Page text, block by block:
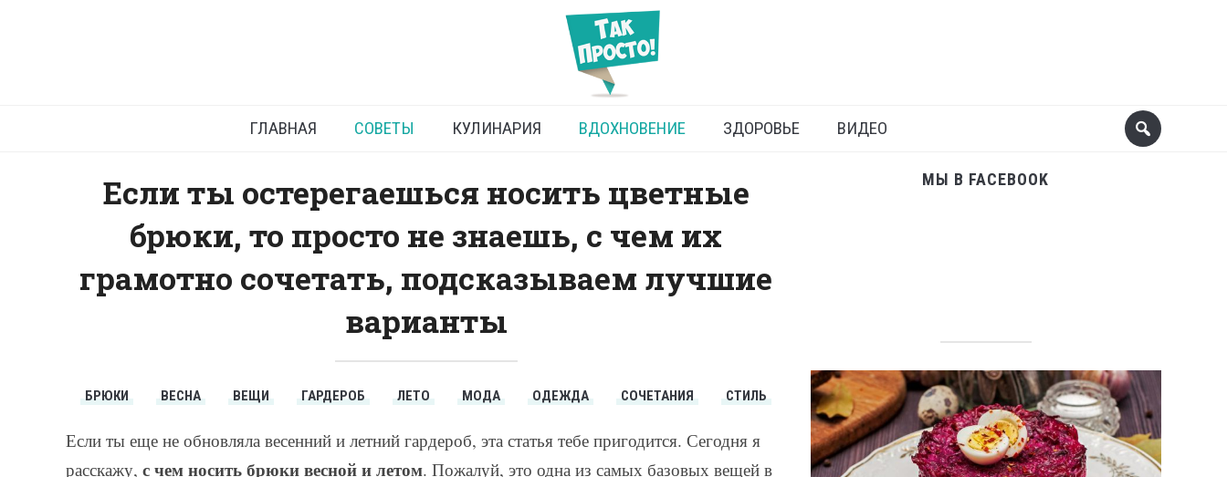
С чем носить брюки весной и летом
ГЛАВНАЯ СОВЕТЫ КУЛИНАРИЯ ВДОХНОВЕНИЕ ЗДОРОВЬЕ ВИДЕО
Если ты остерегаешься носить цветные
брюки, то просто не знаешь, с чем их
грамотно сочетать, подсказываем лучшие
варианты
БРЮКИ ВЕСНА ВЕЩИ ГАРДЕРОБ ЛЕТО МОДА ОДЕЖДА СОЧЕТАНИЯ СТИЛЬ
Если ты еще не обновляла весенний и летний гардероб, эта статья тебе пригодится. Сегодня я
расскажу, с чем носить брюки весной и летом. Пожалуй, это одна из самых базовых вещей в
МЫ В FACEBOOK